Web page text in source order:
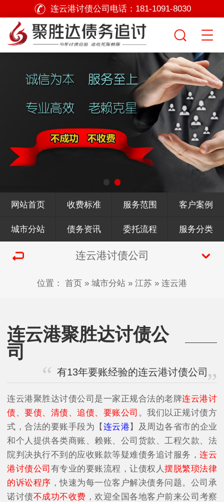
连云港讨债公司电话： 181-1091-8030
网站首页 收费标准 服务范围 客户案例
城市分站 债务资讯 委托流程 服务分类
连云港讨债公司
位置： 首页 » 城市分站 » 江苏 » 连云港
连云港聚胜达讨债公
司
有13年要账经验的连云港讨债公司
连云港聚胜达讨债公司是一家正规合法的老牌连云港讨
债、要债、清债、追债、要账公司 。我们以正规讨债方
式，合法的要账手段为【 连云港 】及周边各省市的企业
和个人提供各类商账、赖账、公司货款、工程欠款、法
院判决执行不到的应收账款等疑难债务追讨服务，连云
港讨债公司 有专业的要账流程，让债权人摆脱繁琐法律
的诉讼程序 ，快速为每一位客户解决债务问题。公司承
诺讨债不成功不收费 ，欢迎全国各地客户前来公司考察